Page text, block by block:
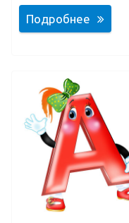
Подробнее